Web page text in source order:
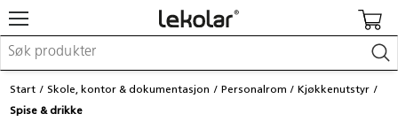
Møbler & innredning
Lekeplassutstyr & utemiljø
Start Skole, kontor & dokumentasjon Personalrom
Kjøkkenutstyr
Spise & drikke